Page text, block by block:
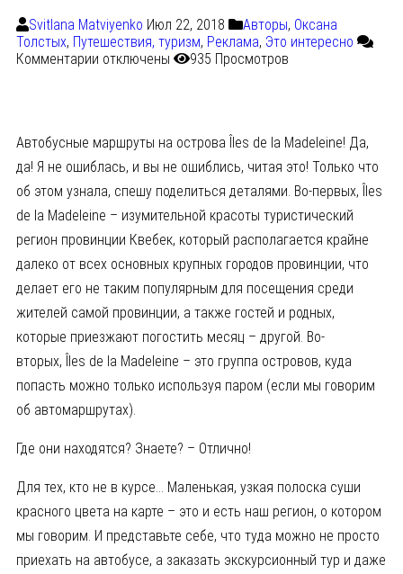
Svitlana Matviyenko Июл 22, 2018 Авторы, Оксана
Толстых, Путешествия, туризм, Реклама, Это интересно
Комментарии отключены 935 Просмотров
Автобусные маршруты на острова Îles de la Madeleine! Да,
да! Я не ошиблась, и вы не ошиблись, читая это! Только что
об этом узнала, спешу поделиться деталями. Во-первых, Îles
de la Madeleine – изумительной красоты туристический
регион провинции Квебек, который располагается крайне
далеко от всех основных крупных городов провинции, что
делает его не таким популярным для посещения среди
жителей самой провинции, а также гостей и родных,
которые приезжают погостить месяц – другой. Во-
вторых, Îles de la Madeleine – это группа островов, куда
попасть можно только используя паром (если мы говорим
об автомаршрутах).
Где они находятся? Знаете? – Отлично!
Для тех, кто не в курсе… Маленькая, узкая полоска суши
красного цвета на карте – это и есть наш регион, о котором
мы говорим. И представьте себе, что туда можно не просто
приехать на автобусе, а заказать экскурсионный тур и даже